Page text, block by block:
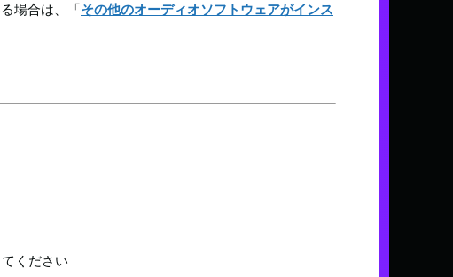
場合は、「その他のオーディオソフトウェアがインス
ください